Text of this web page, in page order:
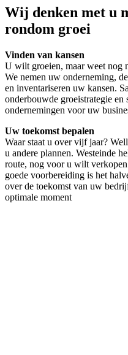
Wij denken met u
rondom groei
Vinden van kansen
U wilt groeien, maar weet nog
We nemen uw onderneming,
en inventariseren uw kansen.
onderbouwde groeistrategie en
ondernemingen voor uw
Uw toekomst bepalen
Waar staat u over vijf jaar?
u andere plannen. Westeinde
route, nog voor u wilt
goede voorbereiding is het
over de toekomst van uw
optimale moment